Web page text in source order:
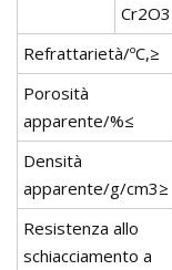
Cr2O3
Refrattarietà/ºC,≥
Porosità
apparente/%≤
Densità
apparente/g/cm3≥
Resistenza allo
schiacciamento a